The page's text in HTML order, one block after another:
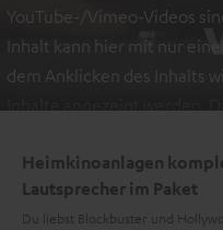
YouTube-/Vimeo-Videos
Inhalt kann hier mit nur
dem Anklicken des Inhalts
Inhalte angezeigt werden.
Informationen sind in der
finden.
Heimkinoanlagen
Lautsprecher im Paket
Du liebst Blockbuster und